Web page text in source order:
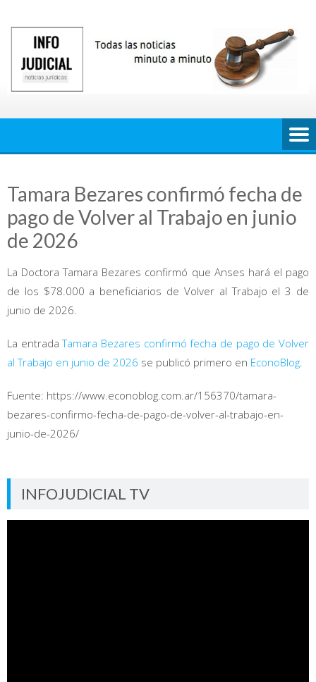
contenido
Tamara Bezares confirmó fecha de
pago de Volver al Trabajo en junio
de 2026
La Doctora Tamara Bezares confirmó que Anses hará el pago
de los $78.000 a beneficiarios de Volver al Trabajo el 3 de
junio de 2026.
La entradaTamara Bezares confirmó fecha de pago de Volver
al Trabajo en junio de 2026 se publicó primero en EconoBlog
Fuente: https://www.econoblog.com.ar/156370/tamara-
bezares-confirmo-fecha-de-pago-de-volver-al-trabajo-en-
junio-de-2026/
INFOJUDICIAL TV